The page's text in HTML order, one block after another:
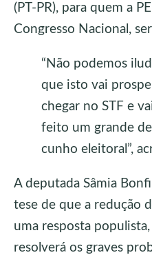
(PT-PR), para quem a
Congresso Nacional,
“Não podemos
que isto vai
chegar no STF e
feito um grande
cunho eleitoral”,
A deputada Sâmia
tese de que a redução
uma resposta
resolverá os graves